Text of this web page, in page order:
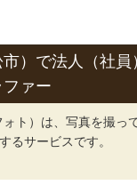
）で法人（社
ァー
ト）は、写真を撮っ
るサービスです。